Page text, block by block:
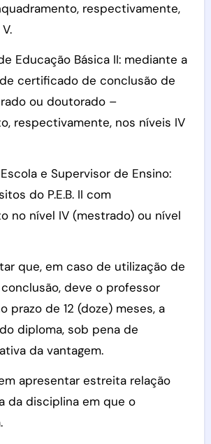
respectivamente,
Educação Básica II: mediante a
certificado de conclusão de
ou doutorado –
respectivamente, nos níveis IV
e Supervisor de Ensino:
do P.E.B. II com
no nível IV (mestrado) ou nível
que, em caso de utilização de
deve o professor
prazo de 12 (doze) meses, a
diploma, sob pena de
da vantagem.
apresentar estreita relação
da disciplina em que o